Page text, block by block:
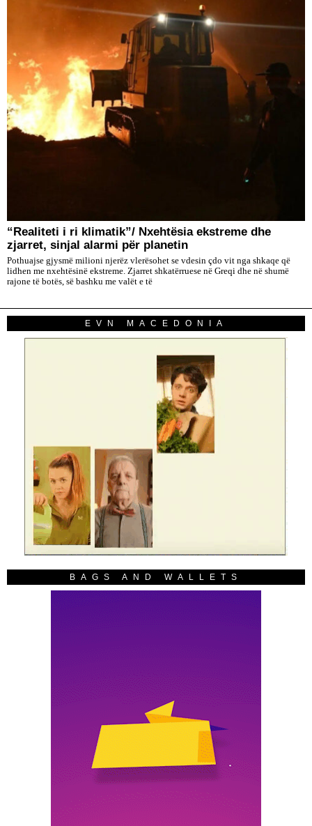
“Realiteti i ri klimatik”/ Nxehtësia ekstreme dhe
zjarret, sinjal alarmi për planetin
Pothuajse gjysmë milioni njerëz vlerësohet se vdesin çdo vit nga shkaqe që
lidhen me nxehtësinë ekstreme. Zjarret shkatërruese në Greqi dhe në shumë
rajone të botës, së bashku me valët e të
EVN MACEDONIA
BAGS AND WALLETS